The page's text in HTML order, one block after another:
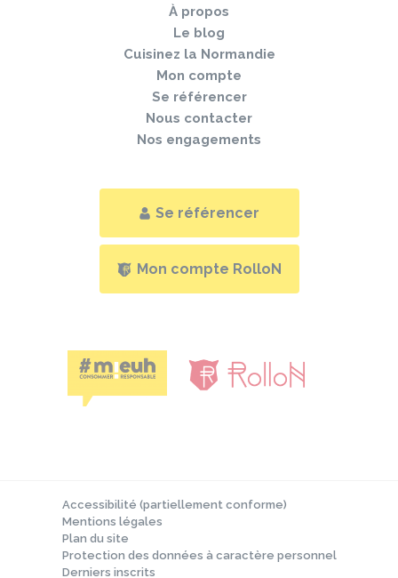
À propos
Le blog
Cuisinez la Normandie
Mon compte
Se référencer
Nous contacter
Nos engagements
Se référencer
Mon compte RolloN
Accessibilité (partiellement conforme)
Mentions légales
Plan du site
Protection des données à caractère personnel
Derniers inscrits